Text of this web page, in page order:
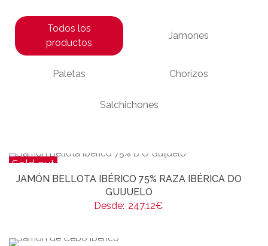
Todos los
productos
Jamones
Paletas Chorizos
Salchichones
Sold out
JAMÓN BELLOTA IBÉRICO 75% RAZA IBÉRICA DO
GUIJUELO
Desde: 247,12€